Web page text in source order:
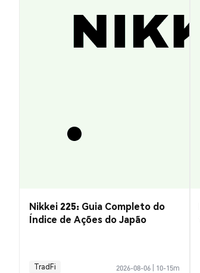
Nikkei 225: Guia Completo do
Índice de Ações do Japão
TradFi 2026-08-06 10-15m